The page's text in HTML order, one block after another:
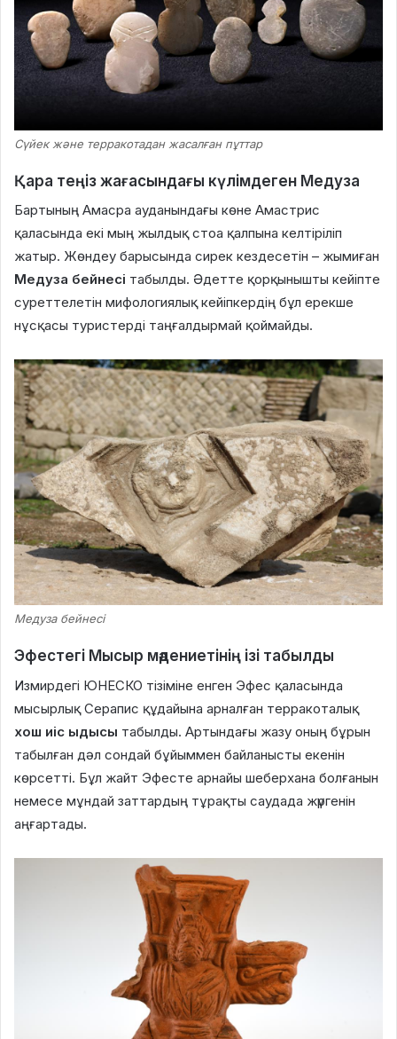
Сүйек және терракотадан жасалған пұттар
Қара теңіз жағасындағы күлімдеген Медуза
Бартының Амасра ауданындағы көне Амастрис
қаласында екі мың жылдық стоа қалпына келтіріліп
жатыр. Жөндеу барысында сирек кездесетін – жымиған
Медуза бейнесі табылды. Әдетте қорқынышты кейіпте
суреттелетін мифологиялық кейіпкердің бұл ерекше
нұсқасы туристерді таңғалдырмай қоймайды.
Медуза бейнесі
Эфестегі Мысыр мәдениетінің ізі табылды
Измирдегі ЮНЕСКО тізіміне енген Эфес қаласында
мысырлық Серапис құдайына арналған терракоталық
хош иіс ыдысы табылды. Артындағы жазу оның бұрын
табылған дәл сондай бұйыммен байланысты екенін
көрсетті. Бұл жайт Эфесте арнайы шеберхана болғанын
немесе мұндай заттардың тұрақты саудада жүргенін
аңғартады.